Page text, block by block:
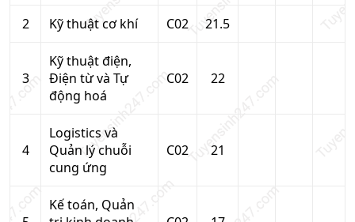
2 Kỹ thuật cơ khí C02 21.5
3
Kỹ thuật điện,
Điện từ và Tự
động hoá
C02 22
4
Logistics và
Quản lý chuỗi
cung ứng
C02 21
Kế toán, Quản